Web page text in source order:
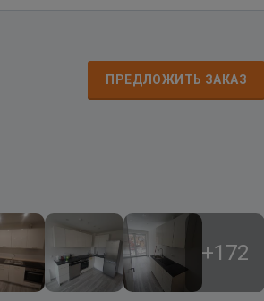
ПРЕДЛОЖИТЬ ЗАКАЗ
+172